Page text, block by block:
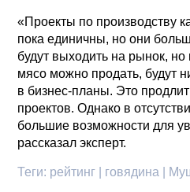
«Проекты по производству
пока единичны, но они
будут выходить на рынок,
мясо можно продать, будут
в бизнес-планы. Это
проектов. Однако в
большие возможности для
рассказал эксперт.
Теги: рейтинг | говядина |